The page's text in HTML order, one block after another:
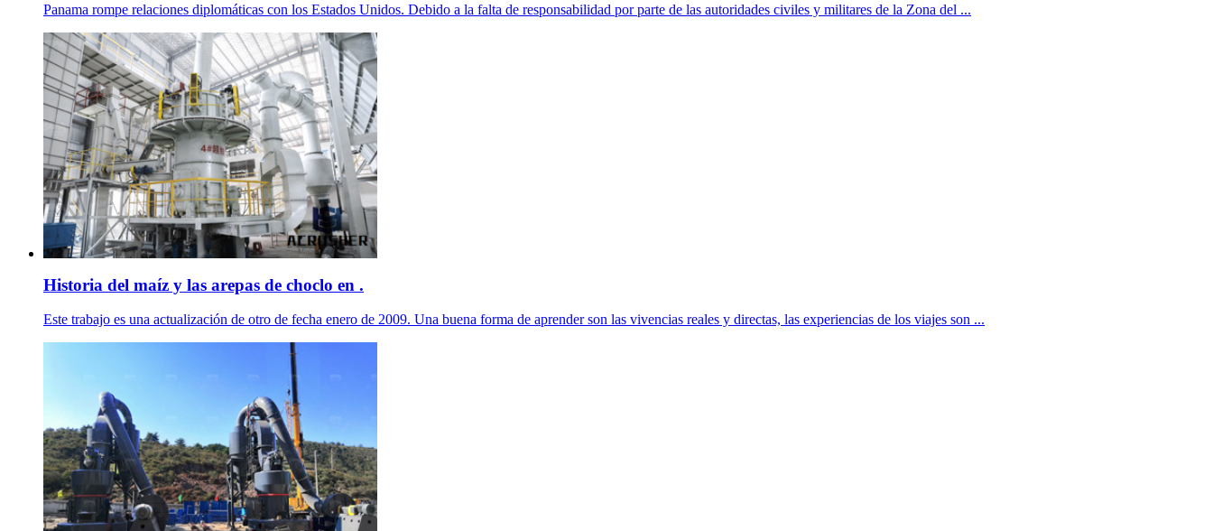
Panama rompe relaciones diplomáticas con los Estados Unidos. Debido a la falta de responsabilidad por parte de las autoridades civiles y militares de la Zona del ...
Historia del maíz y las arepas de choclo en .
Este trabajo es una actualización de otro de fecha enero de 2009. Una buena forma de aprender son las vivencias reales y directas, las experiencias de los viajes son ...